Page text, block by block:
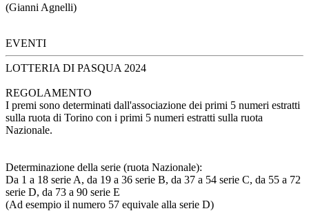
(Gianni Agnelli)
EVENTI
LOTTERIA DI PASQUA 2024
REGOLAMENTO
I premi sono determinati dall'associazione dei primi 5 numeri estratti
sulla ruota di Torino con i primi 5 numeri estratti sulla ruota
Nazionale.
Determinazione della serie (ruota Nazionale):
Da 1 a 18 serie A, da 19 a 36 serie B, da 37 a 54 serie C, da 55 a 72
serie D, da 73 a 90 serie E
(Ad esempio il numero 57 equivale alla serie D)